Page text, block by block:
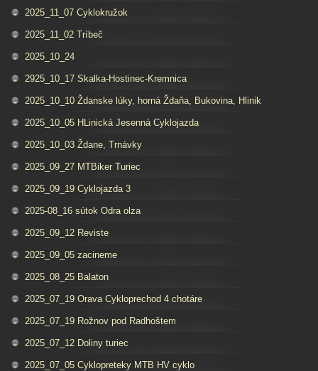
2025_11_07 Cyklokružok
2025_11_02 Tríbeč
2025_10_24
2925_10_17 Skalka-Hostinec-Kremnica
2025_10_10 Ždanske lúky, horná Ždaňa, Bukovina, Hlinik
2025_10_05 HLinická Jesenná Cyklojazda
2025_10_03 Ždane, Trnávky
2025_09_27 MTBiker Turiec
2025_09_19 Cyklojazda 3
2025-08_16 sútok Odra olza
2025_09_12 Reviste
2025_09_05 zacineme
2025_08_25 Balaton
2025_07_19 Orava Cykloprechod 4 chotáre
2025_07_19 Rožnov pod Radhoštem
2025_07_12 Doliny turiec
2025_07_05 Cyklopreteky MTB HV cyklo